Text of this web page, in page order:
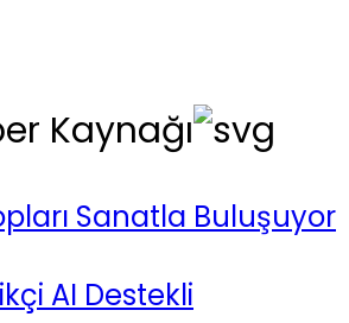
Kaynağı
Sanatla Buluşuyor
AI Destekli